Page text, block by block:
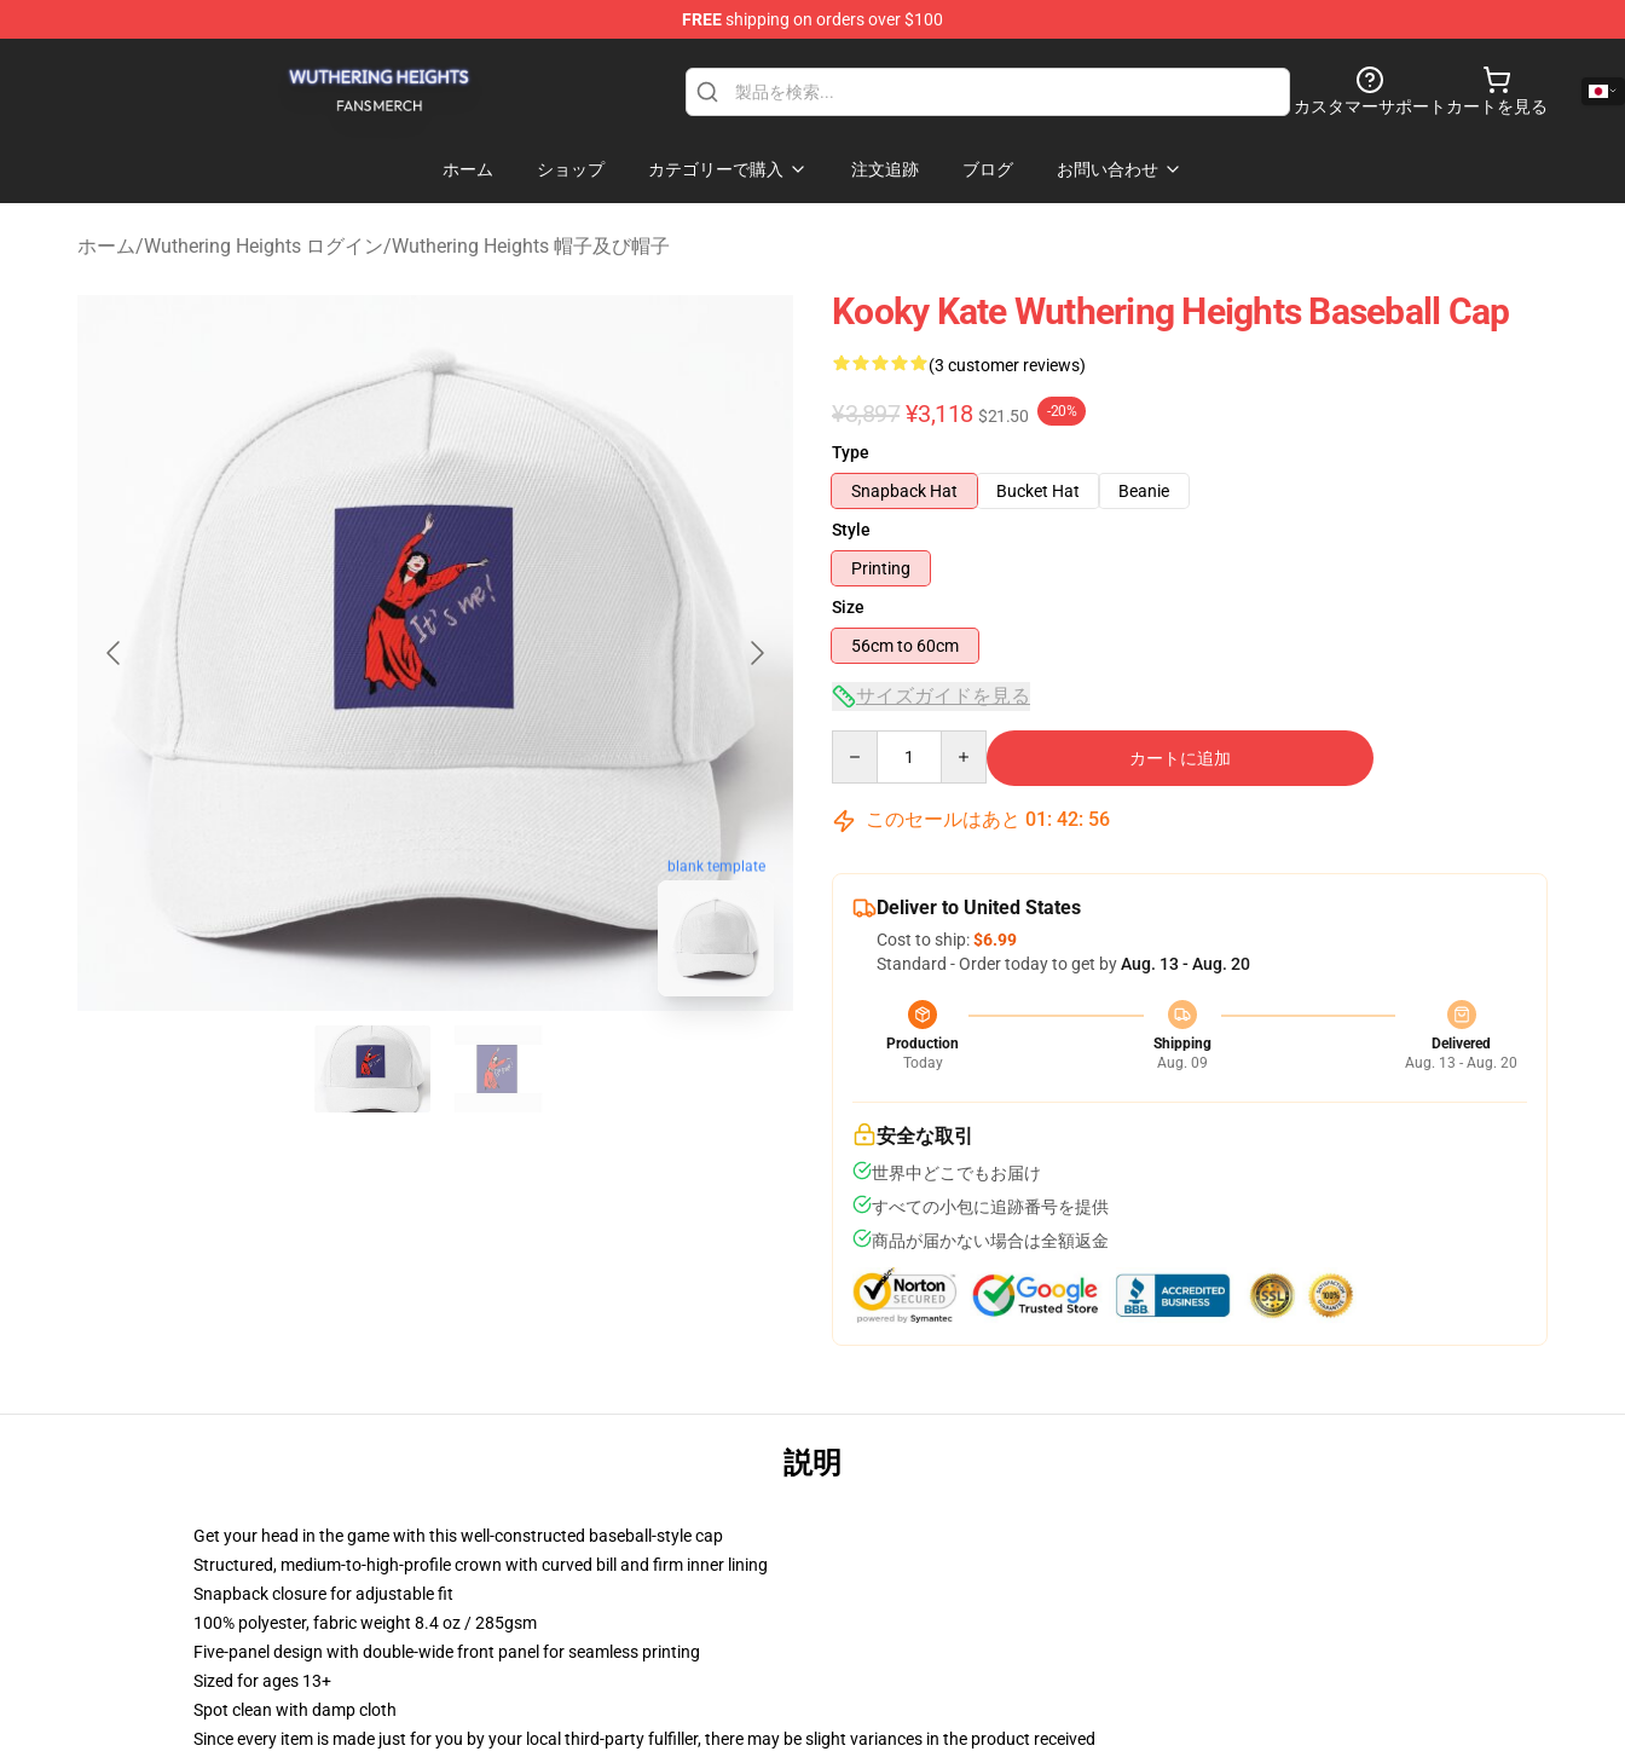
FREEshipping on orders over $100
カスタマーサポート カートを見る
ホーム ショップ カテゴリーで購入 注文追跡 ブログ お問い合わせ
ホーム/Wuthering Heights ログイン/Wuthering Heights 帽子及び帽子
blank template
Kooky Kate Wuthering Heights Baseball Cap
(3 customer reviews)
¥3,897 ¥3,118 $21.50 -20%
Type
Snapback Hat
Bucket Hat
Beanie
Style
Printing
Size
56cm to 60cm
サイズガイドを見る
カートに追加
このセールはあと 01 : 42: 55
Deliver to United States
Cost to ship:$6.99
Standard - Order today to get byAug. 13 - Aug. 20
Production
Today
Shipping
Aug. 09
Delivered
Aug. 13 - Aug. 20
安全な取引
世界中どこでもお届け
すべての小包に追跡番号を提供
商品が届かない場合は全額返金
説明
Get your head in the game with this well-constructed baseball-style cap
Structured, medium-to-high-profile crown with curved bill and firm inner lining
Snapback closure for adjustable fit
100% polyester, fabric weight 8.4 oz / 285gsm
Five-panel design with double-wide front panel for seamless printing
Sized for ages 13+
Spot clean with damp cloth
Since every item is made just for you by your local third-party fulfiller, there may be slight variances in the product received